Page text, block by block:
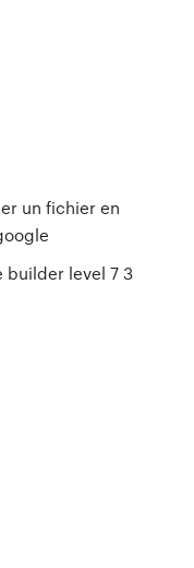
un fichier en
builder level 7 3